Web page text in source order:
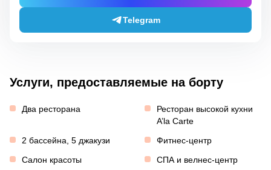
Telegram
Услуги, предоставляемые на борту
Два ресторана
Ресторан высокой кухни
A’la Carte
2 бассейна, 5 джакузи
Фитнес-центр
Салон красоты
СПА и велнес-центр